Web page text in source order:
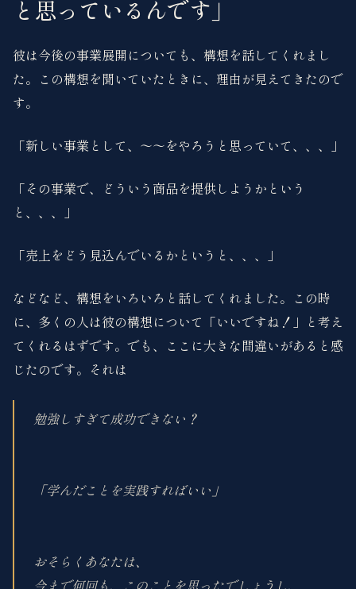
と思っているんです」
彼は今後の事業展開についても、構想を話してくれまし
た。この構想を聞いていたときに、理由が見えてきたので
す。
「新しい事業として、〜〜をやろうと思っていて、、、」
「その事業で、どういう商品を提供しようかという
と、、、」
「売上をどう見込んでいるかというと、、、」
などなど、構想をいろいろと話してくれました。この時
に、多くの人は彼の構想について「いいですね！」と考え
てくれるはずです。でも、ここに大きな間違いがあると感
じたのです。それは
勉強しすぎて成功できない？
「学んだことを実践すればいい」
おそらくあなたは、
今まで何回も、このことを思ったでしょうし、